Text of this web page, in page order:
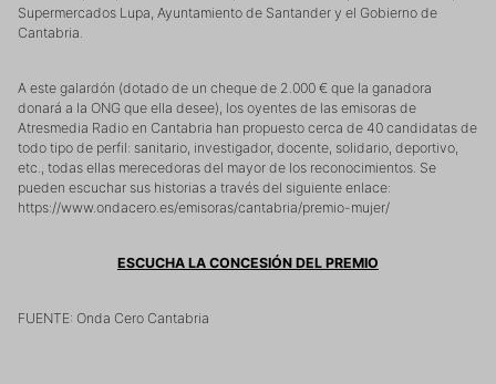
Supermercados Lupa, Ayuntamiento de Santander y el Gobierno de
Cantabria.
A este galardón (dotado de un cheque de 2.000 € que la ganadora
donará a la ONG que ella desee), los oyentes de las emisoras de
Atresmedia Radio en Cantabria han propuesto cerca de 40 candidatas de
todo tipo de perfil: sanitario, investigador, docente, solidario, deportivo,
etc., todas ellas merecedoras del mayor de los reconocimientos. Se
pueden escuchar sus historias a través del siguiente enlace:
https://www.ondacero.es/emisoras/cantabria/premio-mujer/
ESCUCHA LA CONCESIÓN DEL PREMIO
FUENTE: Onda Cero Cantabria